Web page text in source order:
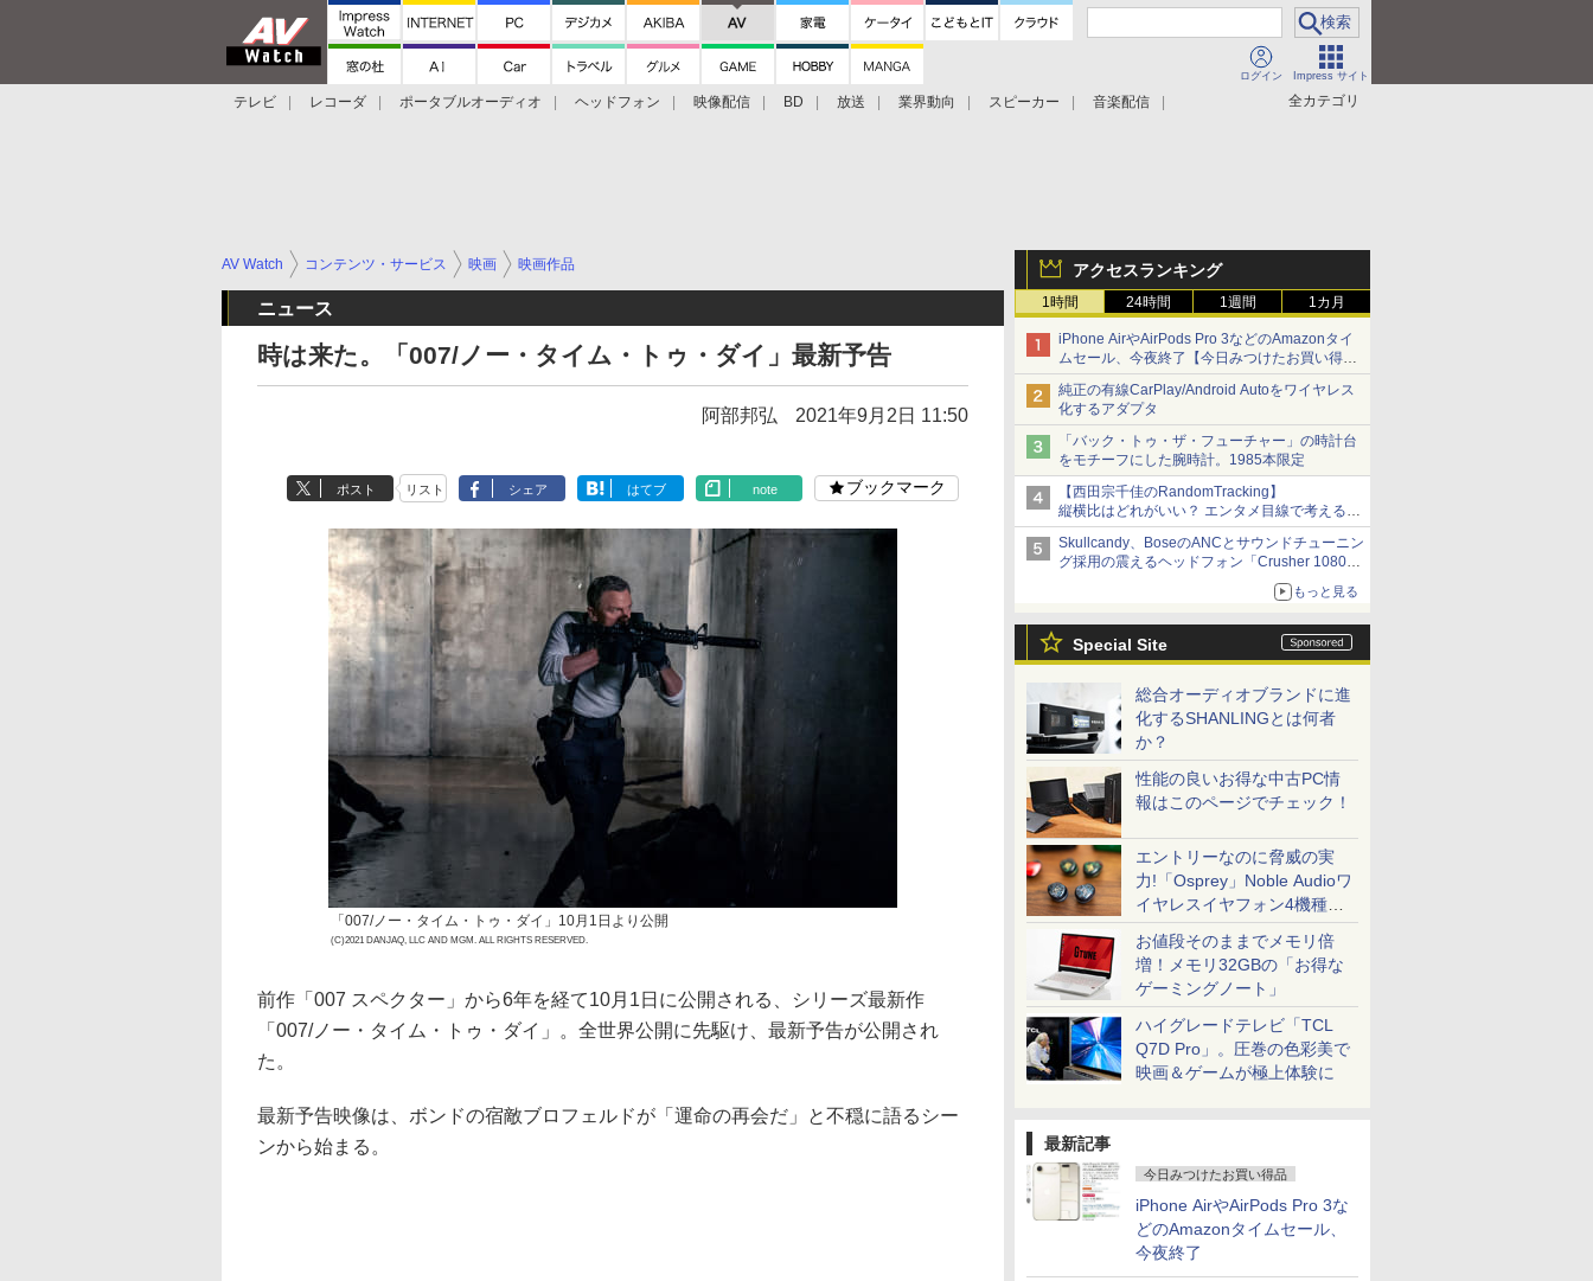
ログイン Impress サイト
全カテゴリ
テレビ レコーダ ポータブルオーディオ ヘッドフォン 映像配信 BD 放送 業界動向 スピーカー
音楽配信
アクセスランキング
1時間 24時間 1週間 1カ月
iPhone AirやAirPods Pro 3などのAmazonタイ
ムセール、今夜終了【今日みつけたお買い得
品】
純正の有線CarPlay/Android Autoをワイヤレス
化するアダプタ
「バック・トゥ・ザ・フューチャー」の時計台
をモチーフにした腕時計。1985本限定
【西田宗千佳のRandomTracking】
縦横比はどれがいい？ エンタメ目線で考える、
サムスン新「Galaxy Z Fold」
Skullcandy、BoseのANCとサウンドチューニン
グ採用の震えるヘッドフォン「Crusher 1080
もっと見る
Special Site
総合オーディオブランドに進
化するSHANLINGとは何者
か？
性能の良いお得な中古PC情
報はこのページでチェック！
エントリーなのに脅威の実
力!「Osprey」Noble Audioワ
イヤレスイヤフォン4機種を
一気に聴く
お値段そのままでメモリ倍
増！メモリ32GBの「お得な
ゲーミングノート」
ハイグレードテレビ「TCL
Q7D Pro」。圧巻の色彩美で
映画＆ゲームが極上体験に
最新記事
今日みつけたお買い得品
iPhone AirやAirPods Pro 3な
どのAmazonタイムセール、
今夜終了
AV Watch コンテンツ・サービス 映画 映画作品
ニュース
時は来た。「007/ノー・タイム・トゥ・ダイ」最新予告
阿部邦弘 2021年9月2日 11:50
ポスト リスト シェア はてブ note ブックマーク
「007/ノー・タイム・トゥ・ダイ」10月1日より公開
(C)2021 DANJAQ, LLC AND MGM. ALL RIGHTS RESERVED.
前作「007 スペクター」から6年を経て10月1日に公開される、シリーズ最新作
「007/ノー・タイム・トゥ・ダイ」。全世界公開に先駆け、最新予告が公開され
た。
最新予告映像は、ボンドの宿敵ブロフェルドが「運命の再会だ」と不穏に語るシー
ンから始まる。